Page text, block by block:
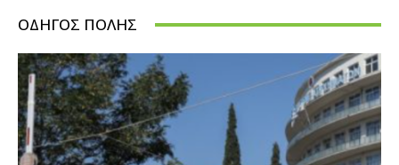
ΟΔΗΓΌΣ ΠΌΛΗΣ